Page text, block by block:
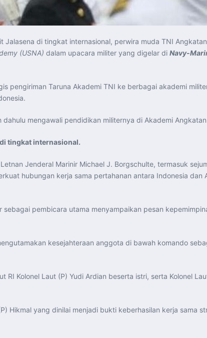
di tingkat internasional, perwira muda TNI
(USNA) dalam upacara militer yang digelar di Navy-
pengiriman Taruna Akademi TNI ke berbagai akademi
mengawali pendidikan militernya di Akademi
tingkat internasional.
Letnan Jenderal Marinir Michael J. Borgschulte, termasuk
hubungan kerja sama pertahanan antara Indonesia dan
sebagai pembicara utama menyampaikan pesan
kesejahteraan anggota di bawah komando
Kolonel Laut (P) Yudi Ardian beserta istri, serta Kolonel
Hikmal yang dinilai menjadi bukti keberhasilan kerja sama